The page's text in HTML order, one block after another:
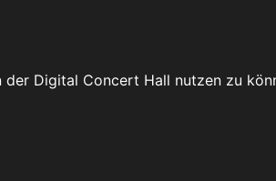
der Digital Concert Hall nutzen zu